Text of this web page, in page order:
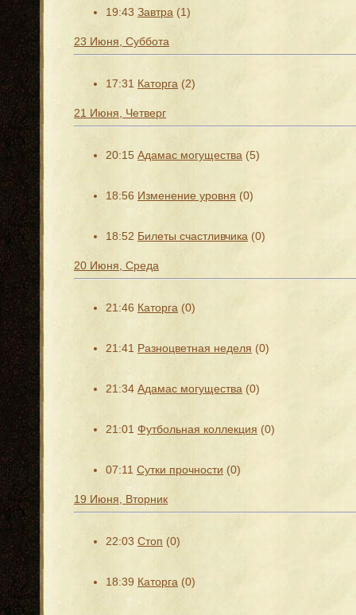
19:43 Завтра (1)
23 Июня, Суббота
17:31 Каторга (2)
21 Июня, Четверг
20:15 Адамас могущества (5)
18:56 Изменение уровня (0)
18:52 Билеты счастливчика (0)
20 Июня, Среда
21:46 Каторга (0)
21:41 Разноцветная неделя (0)
21:34 Адамас могущества (0)
21:01 Футбольная коллекция (0)
07:11 Сутки прочности (0)
19 Июня, Вторник
22:03 Стоп (0)
18:39 Каторга (0)